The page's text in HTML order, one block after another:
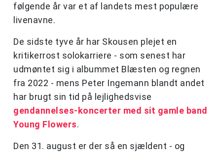
følgende år var et af landets mest populære
livenavne.
De sidste tyve år har Skousen plejet en
kritikerrost solokarriere - som senest har
udmøntet sig i albummet Blæsten og regnen
fra 2022 - mens Peter Ingemann blandt andet
har brugt sin tid på lejlighedsvise
gendannelses-koncerter med sit gamle band
Young Flowers.
Den 31. august er der så en sjældent - og